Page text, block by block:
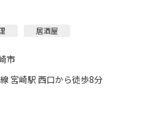
居酒屋
市
宮崎駅 西口から徒歩8分